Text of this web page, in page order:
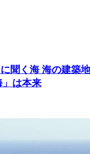
聞く海 海の建
」は本来